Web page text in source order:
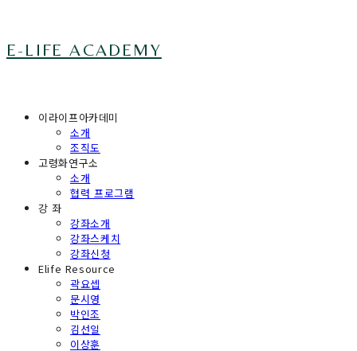
E-LIFE ACADEMY
이라이프아카데미
소개
조직도
고령화연구소
소개
협력 프로그램
강 좌
강좌소개
강좌스케치
강좌신청
Elife Resource
곽요셉
문시영
박인조
김선일
이상훈